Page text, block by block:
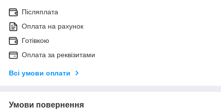
Післяплата
Оплата на рахунок
Готівкою
Оплата за реквізитами
Всі умови оплати
Умови повернення